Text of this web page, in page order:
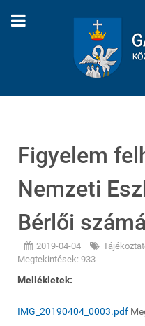
Figyelem
Nemzeti
Bérlői
2019-04-04
Megtekintések: 933
Mellékletek:
IMG_20190404_0003.pdf